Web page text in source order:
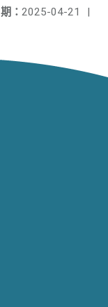
： 2025-04-21 |